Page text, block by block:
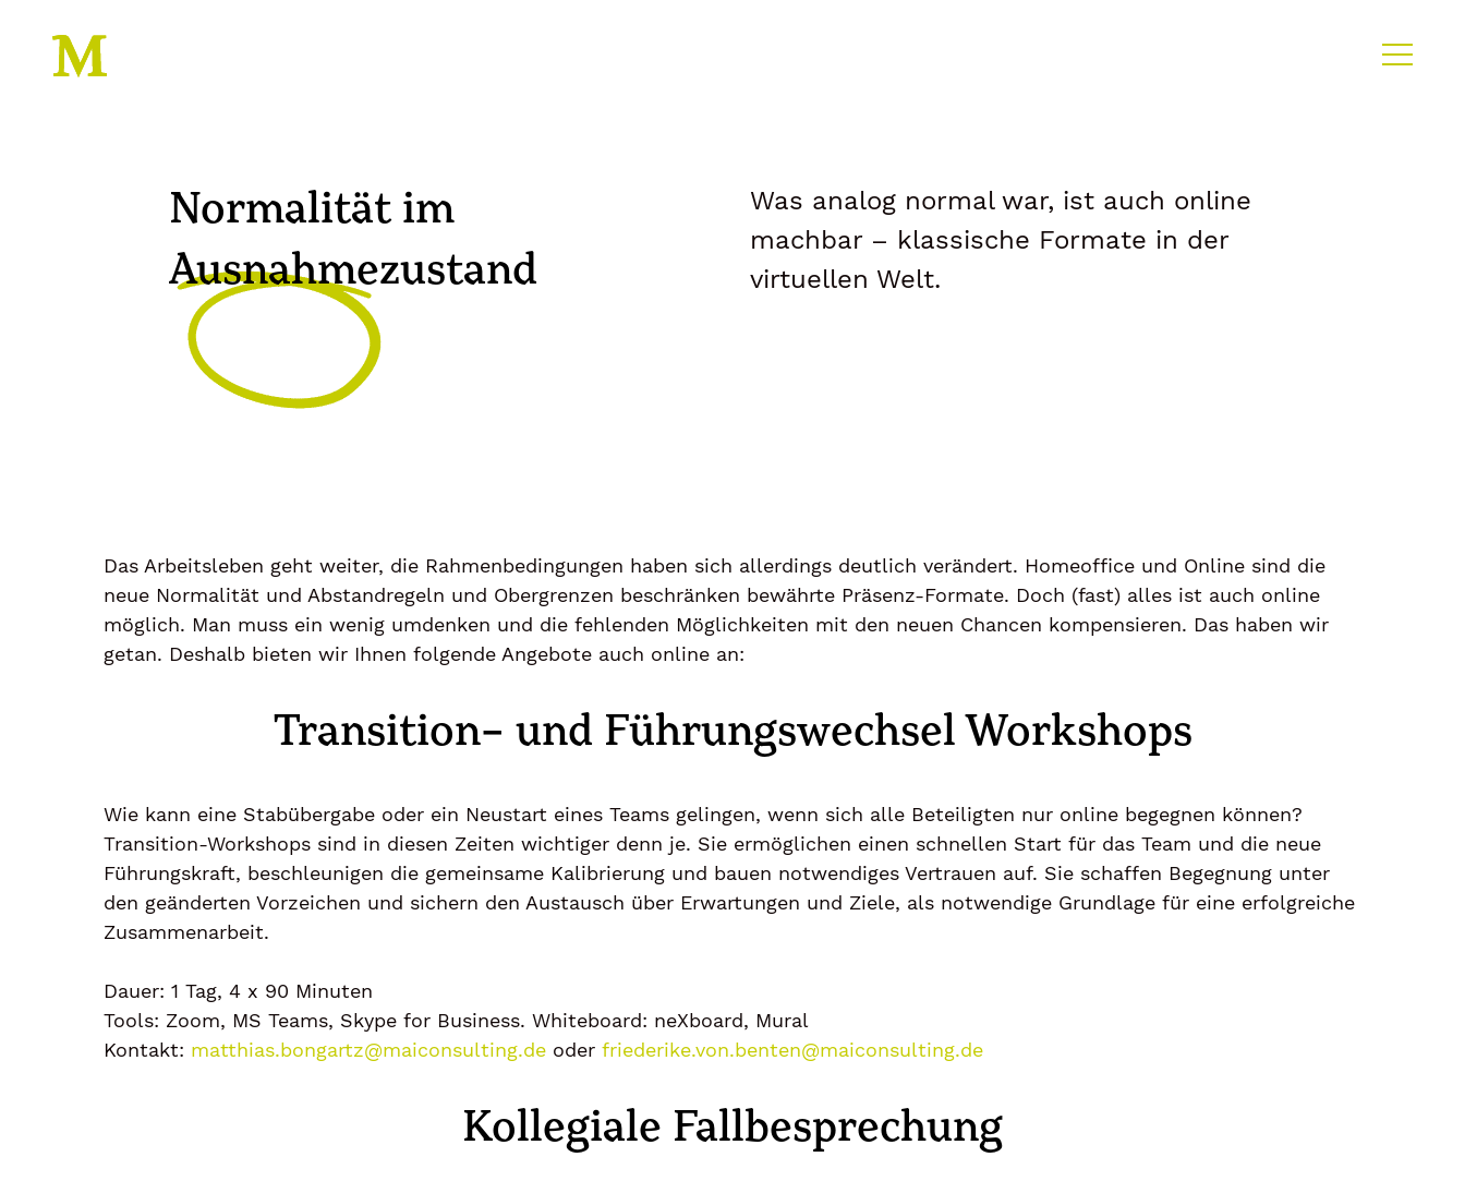
Normalität im
Ausnahmezustand
Was analog normal war, ist auch online
machbar – klassische Formate in der
virtuellen Welt.
Das Arbeitsleben geht weiter, die Rahmenbedingungen haben sich allerdings deutlich verändert. Homeoffice und Online sind die
neue Normalität und Abstandregeln und Obergrenzen beschränken bewährte Präsenz-Formate. Doch (fast) alles ist auch online
möglich. Man muss ein wenig umdenken und die fehlenden Möglichkeiten mit den neuen Chancen kompensieren. Das haben wir
getan. Deshalb bieten wir Ihnen folgende Angebote auch online an:
Transition- und Führungswechsel Workshops
Wie kann eine Stabübergabe oder ein Neustart eines Teams gelingen, wenn sich alle Beteiligten nur online begegnen können?
Transition-Workshops sind in diesen Zeiten wichtiger denn je. Sie ermöglichen einen schnellen Start für das Team und die neue
Führungskraft, beschleunigen die gemeinsame Kalibrierung und bauen notwendiges Vertrauen auf. Sie schaffen Begegnung unter
den geänderten Vorzeichen und sichern den Austausch über Erwartungen und Ziele, als notwendige Grundlage für eine erfolgreiche
Zusammenarbeit.
Dauer: 1 Tag, 4 x 90 Minuten
Tools: Zoom, MS Teams, Skype for Business. Whiteboard: neXboard, Mural
Kontakt: matthias.bongartz@maiconsulting.de oder friederike.von.benten@maiconsulting.de
Kollegiale Fallbesprechung